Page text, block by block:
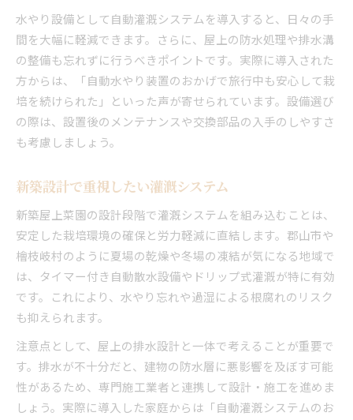
水やり設備として自動灌漑システムを導入すると、日々の手
間を大幅に軽減できます。さらに、屋上の防水処理や排水溝
の整備も忘れずに行うべきポイントです。実際に導入された
方からは、「自動水やり装置のおかげで旅行中も安心して栽
培を続けられた」といった声が寄せられています。設備選び
の際は、設置後のメンテナンスや交換部品の入手のしやすさ
も考慮しましょう。
新築設計で重視したい灌漑システム
新築屋上菜園の設計段階で灌漑システムを組み込むことは、
安定した栽培環境の確保と労力軽減に直結します。郡山市や
檜枝岐村のように夏場の乾燥や冬場の凍結が気になる地域で
は、タイマー付き自動散水設備やドリップ式灌漑が特に有効
です。これにより、水やり忘れや過湿による根腐れのリスク
も抑えられます。
注意点として、屋上の排水設計と一体で考えることが重要で
す。排水が不十分だと、建物の防水層に悪影響を及ぼす可能
性があるため、専門施工業者と連携して設計・施工を進めま
しょう。実際に導入した家庭からは「自動灌漑システムのお